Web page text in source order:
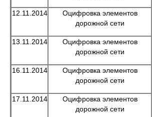
12.11.2014
Оцифровка элементов
дорожной сети
13.11.2014
Оцифровка элементов
дорожной сети
16.11.2014
Оцифровка элементов
дорожной сети
17.11.2014
Оцифровка элементов
дорожной сети